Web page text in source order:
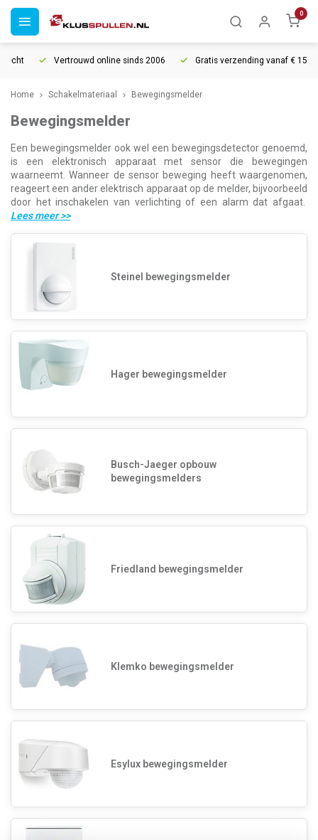
0
Vertrouwd online sinds 2006 Gratis verzending vanaf € 150
Home Schakelmateriaal Bewegingsmelder
Bewegingsmelder
Een bewegingsmelder ook wel een bewegingsdetector genoemd,
is een elektronisch apparaat met sensor die bewegingen
waarneemt. Wanneer de sensor beweging heeft waargenomen,
reageert een ander elektrisch apparaat op de melder, bijvoorbeeld
door het inschakelen van verlichting of een alarm dat afgaat.
Lees meer>>
Steinel bewegingsmelder
Hager bewegingsmelder
Busch-Jaeger opbouw
bewegingsmelders
Friedland bewegingsmelder
Klemko bewegingsmelder
Esylux bewegingsmelder